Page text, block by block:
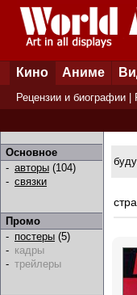
Кино Аниме
Рецензии и биографии
Основное
- авторы (104)
- связки
Промо
- постеры (5)
- кадры
- трейлеры